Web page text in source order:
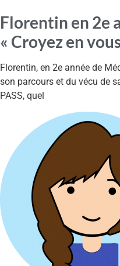
Florentin en 2e
« Croyez en
Florentin, en 2e année de
son parcours et du vécu de
PASS, quel